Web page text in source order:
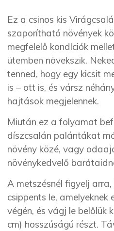
Ez a csinos kis
szaporítható növények
megfelelő kondíciók
ütemben növekszik.
tenned, hogy egy kicsit
is – ott is, és vársz
hajtások megjelennek.
Miután ez a folyamat
díszcsalán palántákat
növény közé, vagy
növénykedvelő
A metszésnél figyelj
csippents le, amelyeknek
végén, és vágj le belőlük
cm) hosszúságú részt.